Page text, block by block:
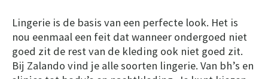
Lingerie is de basis van een perfecte look. Het is
nou eenmaal een feit dat wanneer ondergoed niet
goed zit de rest van de kleding ook niet goed zit.
Bij Zalando vind je alle soorten lingerie. Van bh’s en